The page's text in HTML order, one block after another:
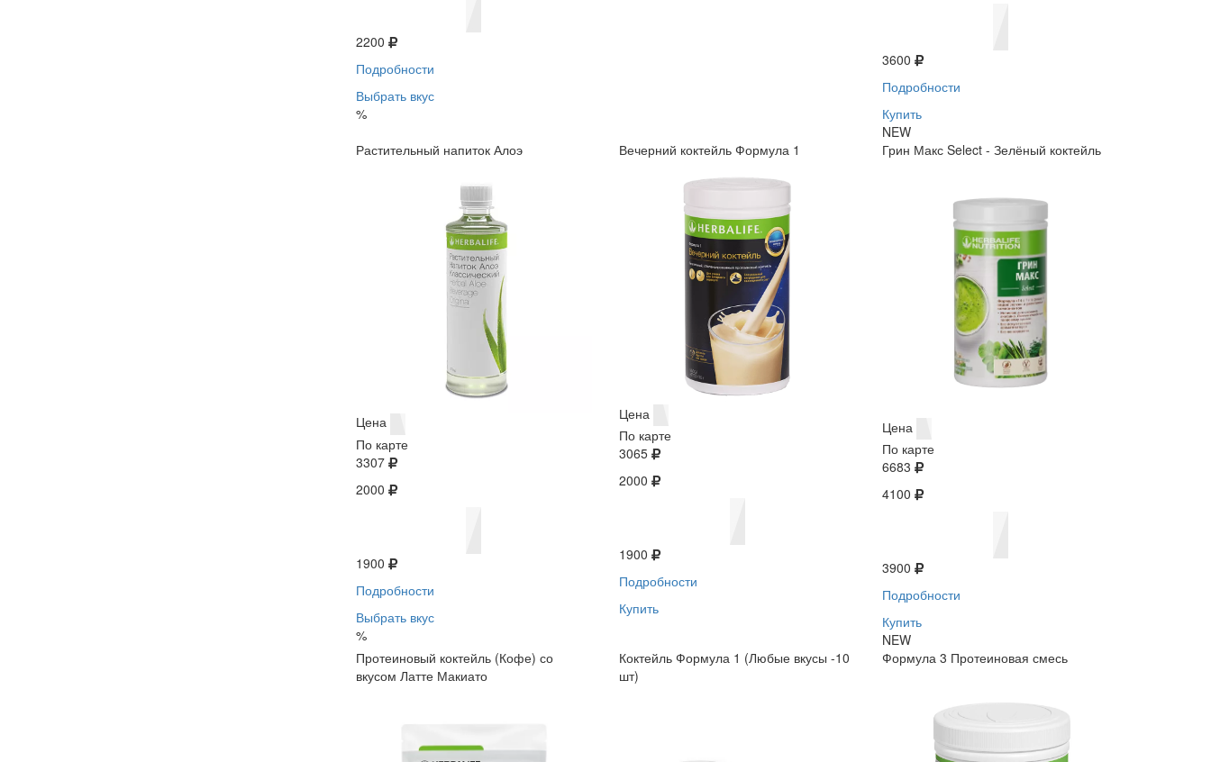
2200
Подробности
Выбрать вкус
%
3600
Подробности
Купить
NEW
Растительный напиток Алоэ
Цена
По карте
3307
2000
1900
Подробности
Выбрать вкус
%
Вечерний коктейль Формула 1
Цена
По карте
3065
2000
1900
Подробности
Купить
Грин Макс Select - Зелёный коктейль
Цена
По карте
6683
4100
3900
Подробности
Купить
NEW
Протеиновый коктейль (Кофе) со
вкусом Латте Макиато
Коктейль Формула 1 (Любые вкусы -10
шт)
Формула 3 Протеиновая смесь